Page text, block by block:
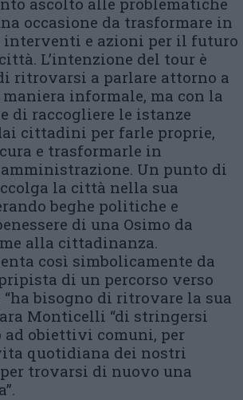
occasione da trasformare in
e azioni per il futuro
L’intenzione del tour è
ritrovarsi a parlare attorno a
informale, ma con la
di raccogliere le istanze
cittadini per farle proprie,
e trasformarle in
Un punto di
la città nella sua
beghe politiche e
di una Osimo da
alla cittadinanza.
così simbolicamente da
di un percorso verso
“ha bisogno di ritrovare la sua
Monticelli “di stringersi
ad obiettivi comuni, per
quotidiana dei nostri
trovarsi di nuovo una